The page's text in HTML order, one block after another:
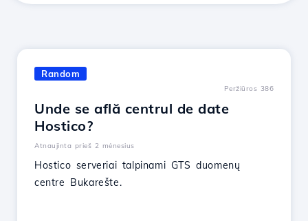
Random
Peržiūros 386
Unde se află centrul de date
Hostico?
Atnaujinta prieš 2 mėnesius
Hostico serveriai talpinami GTS duomenų
centre Bukarešte.